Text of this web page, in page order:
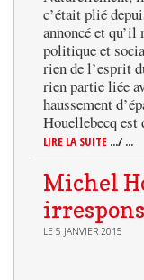
c’était plié
annoncé et qu’il
politique et
rien de l’esprit
rien partie liée
haussement
Houellebecq
LIRE LA SUITE .../ ...
Michel
LE 5 JANVIER 2015